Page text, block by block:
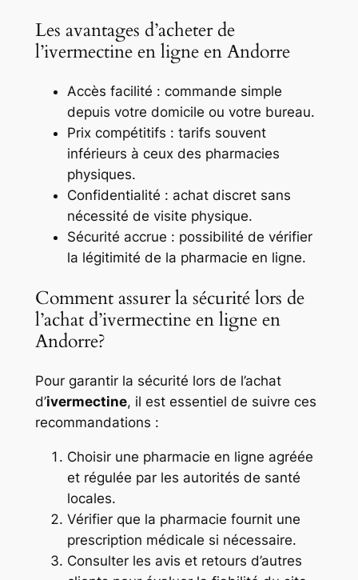
Les avantages d’acheter de
l’ivermectine en ligne en Andorre
Accès facilité : commande simple
depuis votre domicile ou votre bureau.
Prix compétitifs : tarifs souvent
inférieurs à ceux des pharmacies
physiques.
Confidentialité : achat discret sans
nécessité de visite physique.
Sécurité accrue : possibilité de vérifier
la légitimité de la pharmacie en ligne.
Comment assurer la sécurité lors de
l’achat d’ivermectine en ligne en
Andorre?
Pour garantir la sécurité lors de l’achat
d’ivermectine, il est essentiel de suivre ces
recommandations :
Choisir une pharmacie en ligne agréée
et régulée par les autorités de santé
locales.
Vérifier que la pharmacie fournit une
prescription médicale si nécessaire.
Consulter les avis et retours d’autres